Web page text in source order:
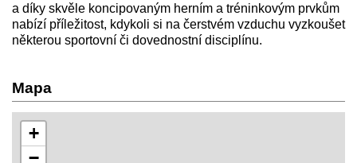
a díky skvěle koncipovaným herním a tréninkovým prvkům
nabízí příležitost, kdykoli si na čerstvém vzduchu vyzkoušet
některou sportovní či dovednostní disciplínu.
Mapa